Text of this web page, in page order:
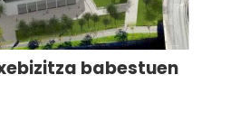
babestuen